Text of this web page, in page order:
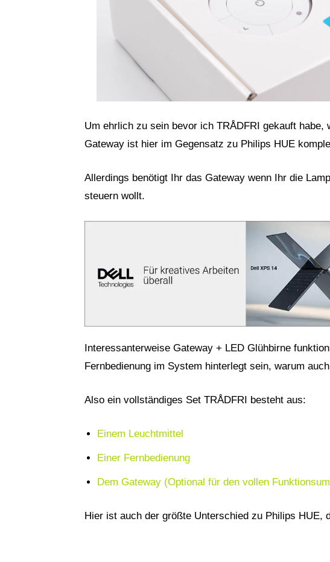
Um ehrlich zu sein bevor ich TRÅDFRI gekauft
Gateway ist hier im Gegensatz zu Philips HUE
Allerdings benötigt Ihr das Gateway wenn Ihr die
steuern wollt.
Interessanterweise Gateway + LED Glühbirne
Fernbedienung im System hinterlegt sein, warum
Also ein vollständiges Set TRÅDFRI besteht aus:
Einem Leuchtmittel
Einer Fernbedienung
Dem Gateway (Optional für den vollen
Hier ist auch der größte Unterschied zu Philips HUE,